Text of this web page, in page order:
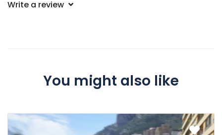
Write a review
You might also like